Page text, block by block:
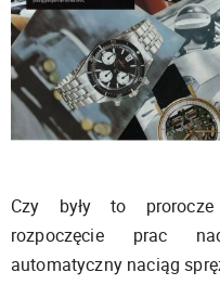
Czy były to prorocze
rozpoczęcie prac
automatyczny naciąg